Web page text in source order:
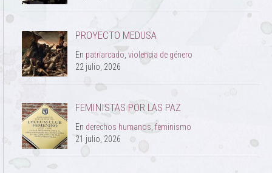
PROYECTO MEDUSA
En patriarcado violencia de género
22 julio, 2026
FEMINISTAS POR LAS PAZ
En derechos humanos feminismo
21 julio, 2026